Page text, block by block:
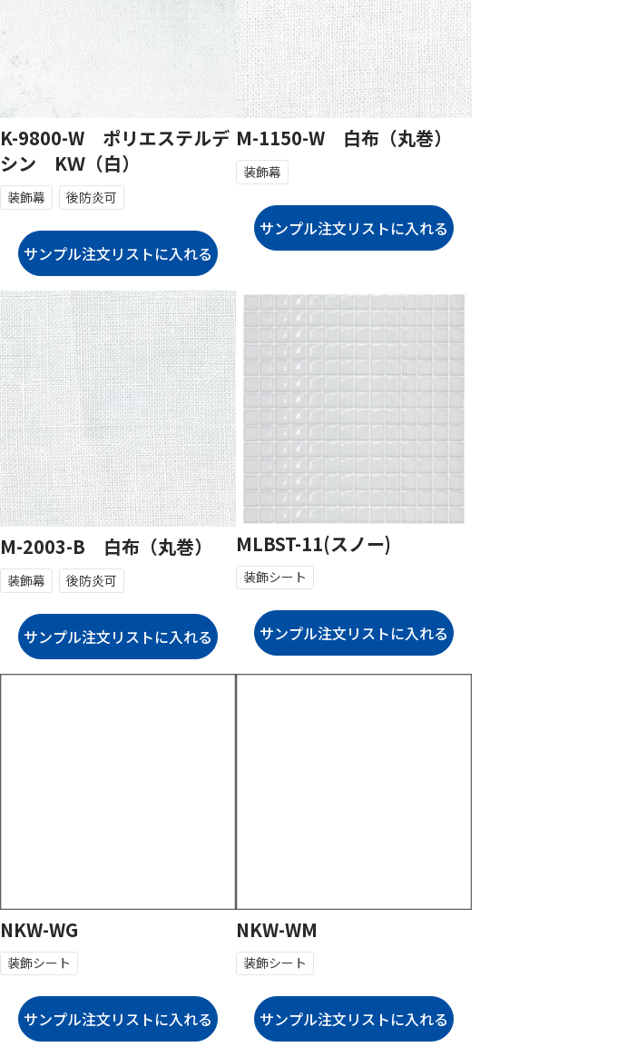
K-9800-W ポリエステルデ
シン KＷ（白）
装飾幕 後防炎可
M-1150-W 白布（丸巻）
装飾幕
M-2003-B 白布（丸巻）
装飾幕 後防炎可
MLBST-11(スノー)
装飾シート
NKW-WG
装飾シート
NKW-WM
装飾シート